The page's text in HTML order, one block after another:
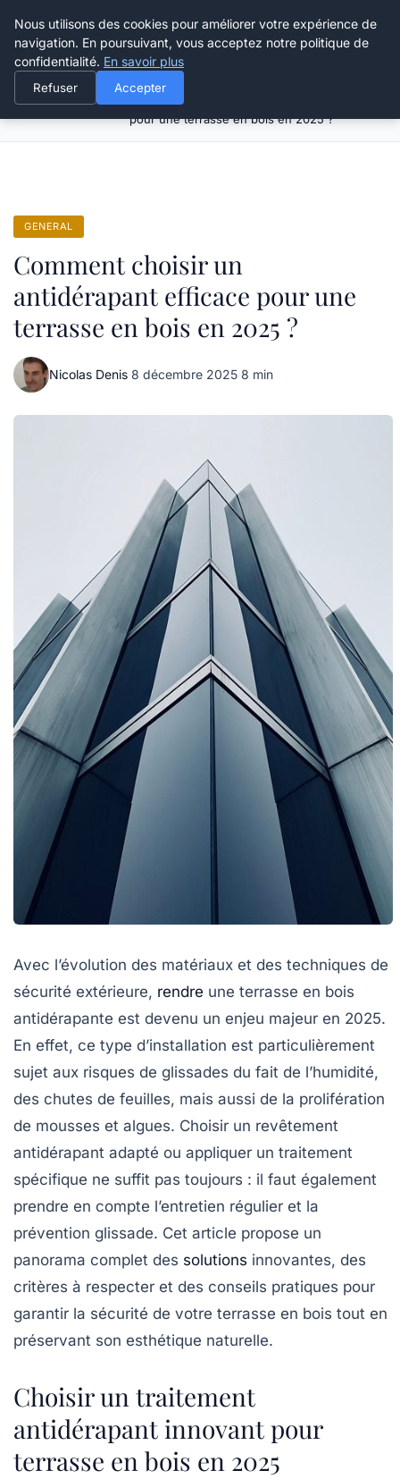
Grikoo
Comment choisir un antidérapant efficace
pour une terrasse en bois en 2025 ?
GENERAL
Comment choisir un
antidérapant efficace pour une
terrasse en bois en 2025 ?
Nicolas Denis·8 décembre 2025·8 min
Avec l’évolution des matériaux et des techniques de
sécurité extérieure, rendre une terrasse en bois
antidérapante est devenu un enjeu majeur en 2025.
En effet, ce type d’installation est particulièrement
sujet aux risques de glissades du fait de l’humidité,
des chutes de feuilles, mais aussi de la prolifération
de mousses et algues. Choisir un revêtement
antidérapant adapté ou appliquer un traitement
spécifique ne suffit pas toujours : il faut également
prendre en compte l’entretien régulier et la
prévention glissade. Cet article propose un
panorama complet des solutions innovantes, des
critères à respecter et des conseils pratiques pour
garantir la sécurité de votre terrasse en bois tout en
préservant son esthétique naturelle.
Choisir un traitement
antidérapant innovant pour
terrasse en bois en 2025
Nous utilisons des cookies pour améliorer votre expérience de
navigation. En poursuivant, vous acceptez notre politique de
confidentialité. En savoir plus
Refuser Accepter